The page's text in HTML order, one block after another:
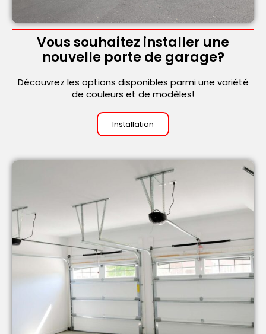
Vous souhaitez installer une
nouvelle porte de garage?
Découvrez les options disponibles parmi une variété
de couleurs et de modèles!
Installation